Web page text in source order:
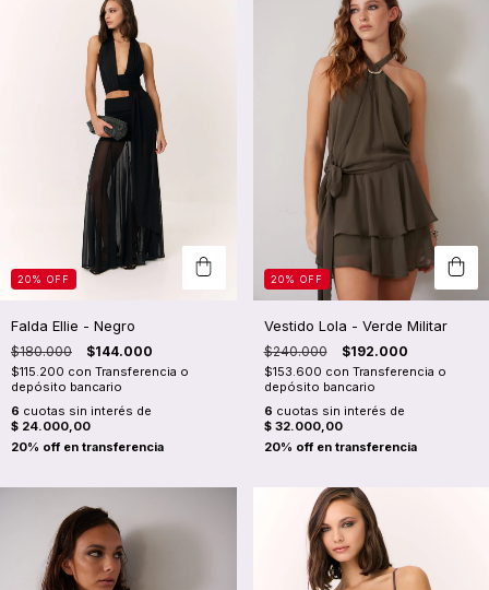
20% OFF
Falda Ellie - Negro
$180.000 $144.000
$115.200 con Transferencia o
depósito bancario
6 cuotas sin interés de
$ 24.000,00
20% OFF
Vestido Lola - Verde Militar
$240.000 $192.000
$153.600 con Transferencia o
depósito bancario
6 cuotas sin interés de
$ 32.000,00